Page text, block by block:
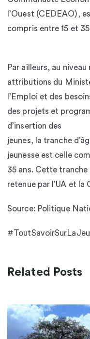
l’Ouest (CEDEAO),
compris entre 15 et 35
Par ailleurs, au
attributions du
l’Emploi et des
des projets et
d’insertion des
jeunes, la tranche
jeunesse est celle
35 ans. Cette tranche
retenue par l’UA et la
Source: Politique
Related Posts